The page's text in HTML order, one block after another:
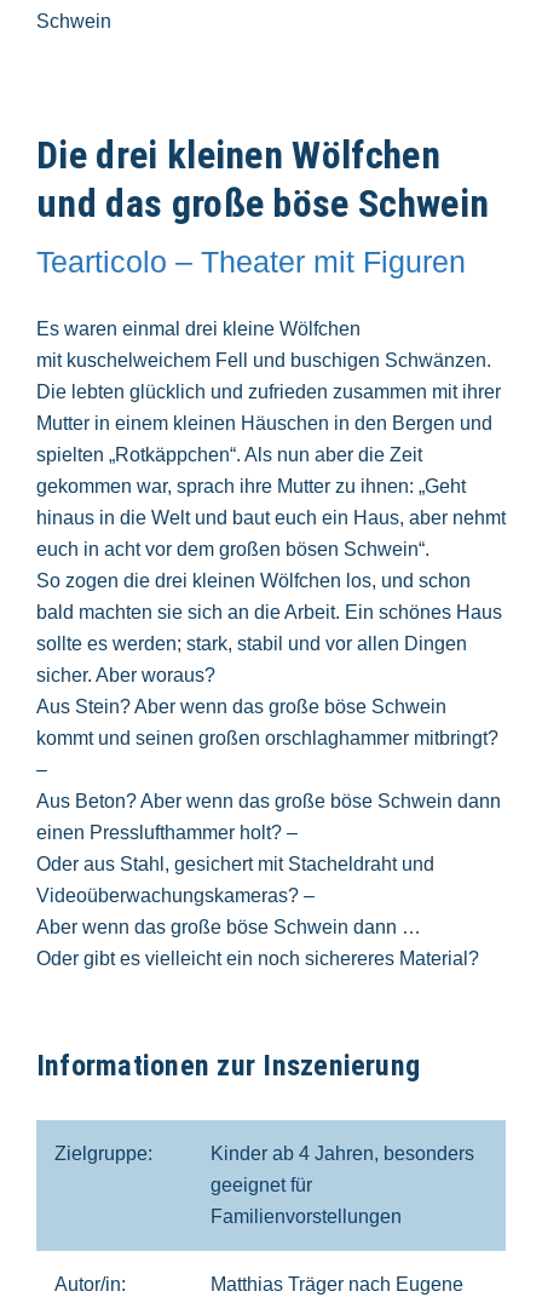
Schwein
Die drei kleinen Wölfchen
und das große böse Schwein
Tearticolo – Theater mit Figuren
Es waren einmal drei kleine Wölfchen
mit kuschelweichem Fell und buschigen Schwänzen.
Die lebten glücklich und zufrieden zusammen mit ihrer
Mutter in einem kleinen Häuschen in den Bergen und
spielten „Rotkäppchen“. Als nun aber die Zeit
gekommen war, sprach ihre Mutter zu ihnen: „Geht
hinaus in die Welt und baut euch ein Haus, aber nehmt
euch in acht vor dem großen bösen Schwein“.
So zogen die drei kleinen Wölfchen los, und schon
bald machten sie sich an die Arbeit. Ein schönes Haus
sollte es werden; stark, stabil und vor allen Dingen
sicher. Aber woraus?
Aus Stein? Aber wenn das große böse Schwein
kommt und seinen großen orschlaghammer mitbringt?
–
Aus Beton? Aber wenn das große böse Schwein dann
einen Presslufthammer holt? –
Oder aus Stahl, gesichert mit Stacheldraht und
Videoüberwachungskameras? –
Aber wenn das große böse Schwein dann …
Oder gibt es vielleicht ein noch sichereres Material?
Informationen zur Inszenierung
Zielgruppe:
Kinder ab 4 Jahren, besonders
geeignet für
Familienvorstellungen
Autor/in: Matthias Träger nach Eugene